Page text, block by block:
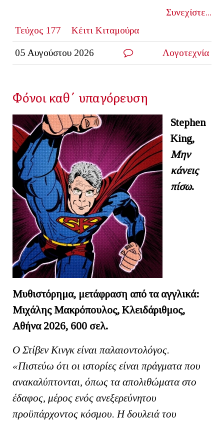
Συνεχίστε...
Τεύχος 177
Κέιτι Κιταμούρα
05 Αυγούστου 2026 Λογοτεχνία
Φόνοι καθ΄ υπαγόρευση
Stephen
King,
Μην
κάνεις
πίσω.
Μυθιστόρημα, μετάφραση από τα αγγλικά:
Μιχάλης Μακρόπουλος, Κλειδάριθμος,
Αθήνα 2026, 600 σελ.
Ο Στίβεν Κινγκ είναι παλαιοντολόγος.
«Πιστεύω ότι οι ιστορίες είναι πράγματα που
ανακαλύπτονται, όπως τα απολιθώματα στο
έδαφος, μέρος ενός ανεξερεύνητου
προϋπάρχοντος κόσμου. Η δουλειά του